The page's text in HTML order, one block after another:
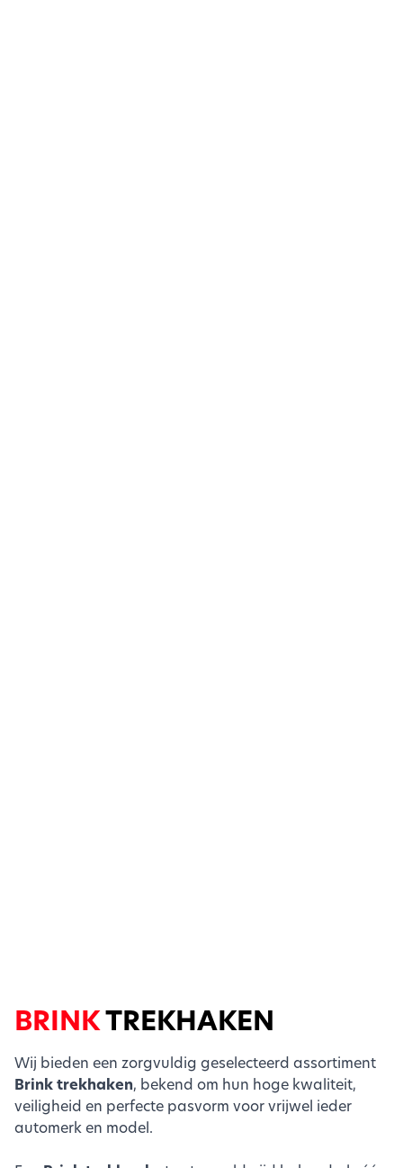
BRINKTREKHAKEN
Wij bieden een zorgvuldig geselecteerd assortiment
Brink trekhaken, bekend om hun hoge kwaliteit,
veiligheid en perfecte pasvorm voor vrijwel ieder
automerk en model.